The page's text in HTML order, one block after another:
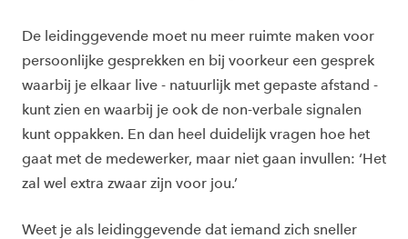
De leidinggevende moet nu meer ruimte maken voor
persoonlijke gesprekken en bij voorkeur een gesprek
waarbij je elkaar live - natuurlijk met gepaste afstand -
kunt zien en waarbij je ook de non-verbale signalen
kunt oppakken. En dan heel duidelijk vragen hoe het
gaat met de medewerker, maar niet gaan invullen: ‘Het
zal wel extra zwaar zijn voor jou.’
Weet je als leidinggevende dat iemand zich sneller